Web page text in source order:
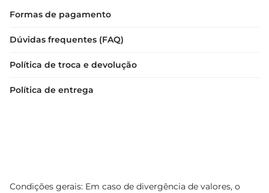
Formas de pagamento
Dúvidas frequentes (FAQ)
Política de troca e devolução
Política de entrega
Condições gerais: Em caso de divergência de valores, o